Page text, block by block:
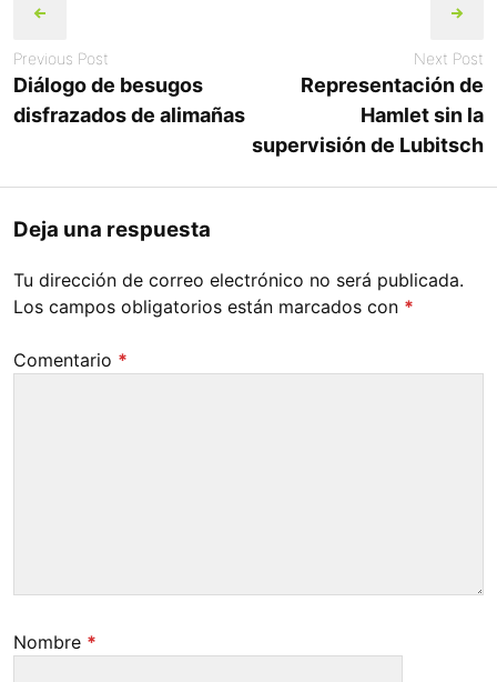
navigation
Previous Post
Diálogo de besugos
disfrazados de alimañas
Next Post
Representación de
Hamlet sin la
supervisión de Lubitsch
Deja una respuesta
Tu dirección de correo electrónico no será publicada.
Los campos obligatorios están marcados con *
Comentario *
Nombre *